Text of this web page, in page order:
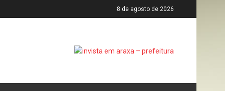
8 de agosto de 2026